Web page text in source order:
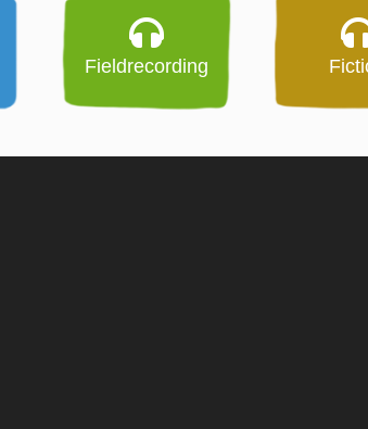
Fieldrecording